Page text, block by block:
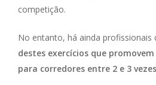
competição.
No entanto, há ainda profissionais
destes exercícios que
para corredores entre 2 e 3